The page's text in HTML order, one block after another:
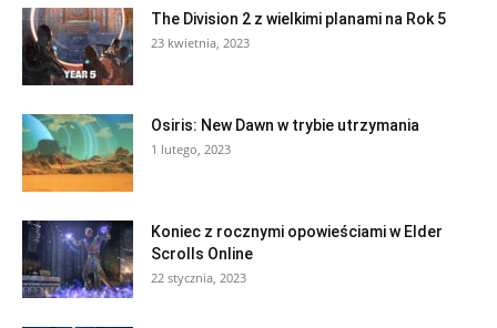
The Division 2 z wielkimi planami na Rok 5
23 kwietnia, 2023
Osiris: New Dawn w trybie utrzymania
1 lutego, 2023
Koniec z rocznymi opowieściami w Elder
Scrolls Online
22 stycznia, 2023